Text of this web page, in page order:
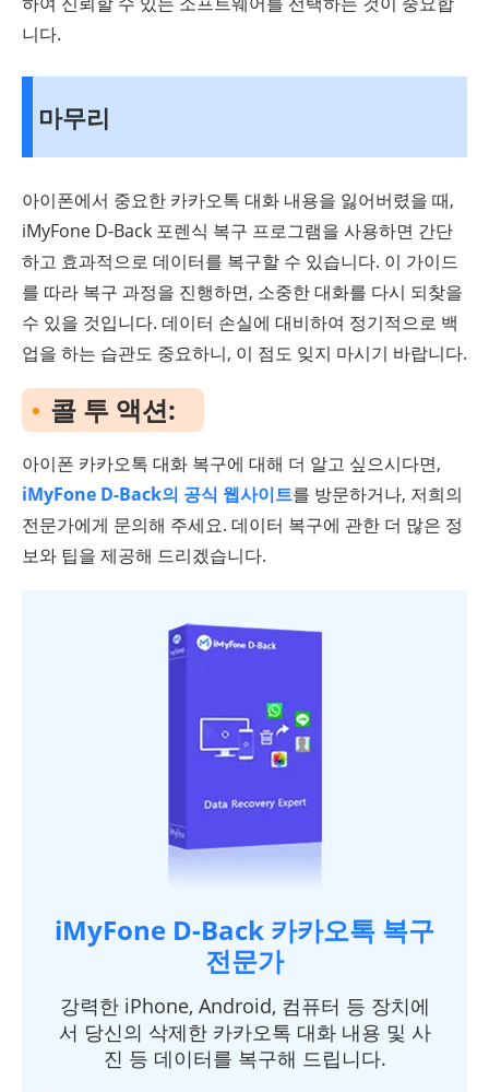
니다.
마무리
아이폰에서 중요한 카카오톡 대화 내용을 잃어버렸을 때,
iMyFone D-Back 포렌식 복구 프로그램을 사용하면 간단
하고 효과적으로 데이터를 복구할 수 있습니다. 이 가이드
를 따라 복구 과정을 진행하면, 소중한 대화를 다시 되찾을
수 있을 것입니다. 데이터 손실에 대비하여 정기적으로 백
업을 하는 습관도 중요하니, 이 점도 잊지 마시기 바랍니다.
콜 투 액션:
아이폰 카카오톡 대화 복구에 대해 더 알고 싶으시다면,
iMyFone D-Back의 공식 웹사이트를 방문하거나, 저희의
전문가에게 문의해 주세요. 데이터 복구에 관한 더 많은 정
보와 팁을 제공해 드리겠습니다.
iMyFone D-Back 카카오톡 복구
전문가
강력한 iPhone, Android, 컴퓨터 등 장치에
서 당신의 삭제한 카카오톡 대화 내용 및 사
진 등 데이터를 복구해 드립니다.